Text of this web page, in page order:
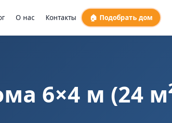
О нас Контакты 🏠 Подобрать дом
6×4 м (24